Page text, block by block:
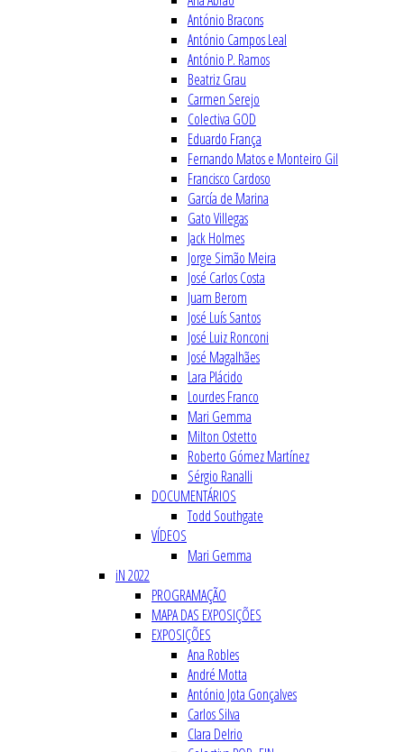
António Bracons
António Campos Leal
António P. Ramos
Beatriz Grau
Carmen Serejo
Colectiva GOD
Eduardo França
Fernando Matos e Monteiro Gil
Francisco Cardoso
García de Marina
Gato Villegas
Jack Holmes
Jorge Simão Meira
José Carlos Costa
Juam Berom
José Luís Santos
José Luiz Ronconi
José Magalhães
Lara Plácido
Lourdes Franco
Mari Gemma
Milton Ostetto
Roberto Gómez Martínez
Sérgio Ranalli
DOCUMENTÁRIOS
Todd Southgate
VÍDEOS
Mari Gemma
iN 2022
PROGRAMAÇÃO
MAPA DAS EXPOSIÇÕES
EXPOSIÇÕES
Ana Robles
André Motta
António Jota Gonçalves
Carlos Silva
Clara Delrio